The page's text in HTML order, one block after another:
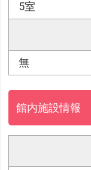
5室
無
館内施設情報